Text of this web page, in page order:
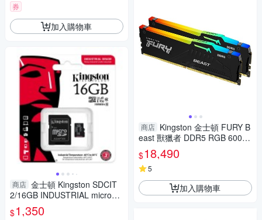
券
加入購物車
商店 金士頓 Kingston SDCIT
2/16GB INDUSTRIAL microSD
16GB 工業用記憶卡
$1,350
商店 Kingston 金士頓 FURY B
east 獸獵者 DDR5 RGB 6000
32G(16Gx2) 桌上型超頻記憶
體 KF560C30BBEAK2-32
$18,490
5
加入購物車